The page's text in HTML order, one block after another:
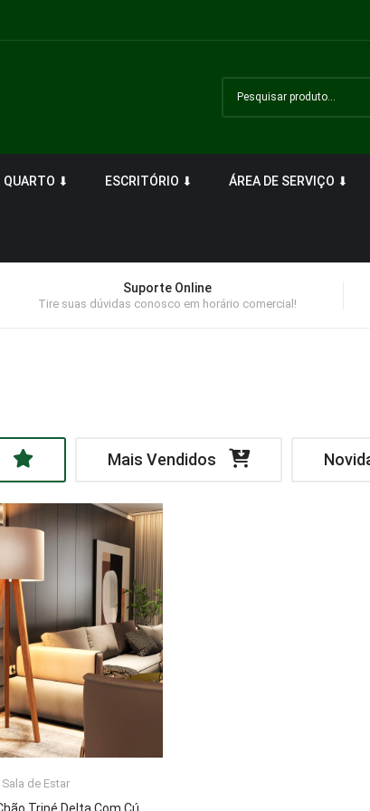
QUARTO ⬇ ESCRITÓRIO ⬇ ÁREA DE SERVIÇO ⬇
Suporte Online
Tire suas dúvidas conosco em horário comercial!
Mais Vendidos
Sala de Estar
LER MAIS